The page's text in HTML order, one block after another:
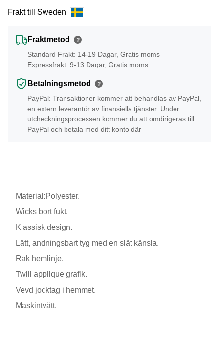
Frakt till Sweden
Fraktmetod ?
Standard Frakt: 14-19 Dagar, Gratis moms
Expressfrakt: 9-13 Dagar, Gratis moms
Betalningsmetod ?
PayPal: Transaktioner kommer att behandlas av PayPal,
en extern leverantör av finansiella tjänster. Under
utcheckningsprocessen kommer du att omdirigeras till
PayPal och betala med ditt konto där
Material:Polyester.
Wicks bort fukt.
Klassisk design.
Lätt, andningsbart tyg med en slät känsla.
Rak hemlinje.
Twill applique grafik.
Vevd jocktag i hemmet.
Maskintvätt.